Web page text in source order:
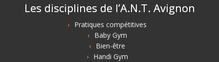
Les disciplines de l’A.N.T. Avignon
Pratiques compétitives
Baby Gym
Bien-être
Handi Gym